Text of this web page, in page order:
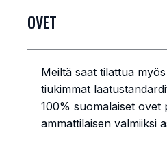
OVET
Meiltä saat tilattua
tiukimmat
100% suomalaiset ovet
ammattilaisen valmiiksi